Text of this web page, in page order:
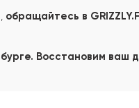
обращайтесь в
Восстановим ваш